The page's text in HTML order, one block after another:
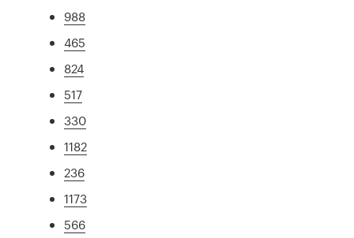
988
465
824
517
330
1182
236
1173
566